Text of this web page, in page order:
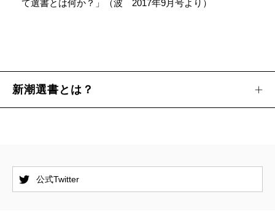
て選書とは何か？」（波 2017年9月号より）
新潮選書とは？
公式Twitter